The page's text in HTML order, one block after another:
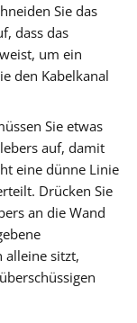
Sie das
dass das
um ein
den Kabelkanal
Sie etwas
auf, damit
eine dünne Linie
Drücken Sie
an die Wand
alleine sitzt,